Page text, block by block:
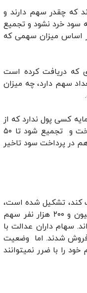
چقدر سهم دارند و
خرد نشود و تجمیع
و بر اساس میزان سهمی که
که دریافت کرده است
چه تعداد سهم دارد، چه میزان
کسی پول ندارد که از
جیب خود پرداخت کند، منتظر هستیم مابقی سود از سوی شرکت ها پرداخت و تجمیع شود تا ۵۰
در پرداخت سود تاخیر
کند، تشکیل شده است،
اظهار کرد: از مجموع افرادی که قصد فروش سهام عدالت داشتند، سه میلیون و ۲۰۰ هزار نفر سهم
کرده اند. سهام داران عدالت با
فروش شدند. اما وضعیت
را با ضرر نمیتوانند